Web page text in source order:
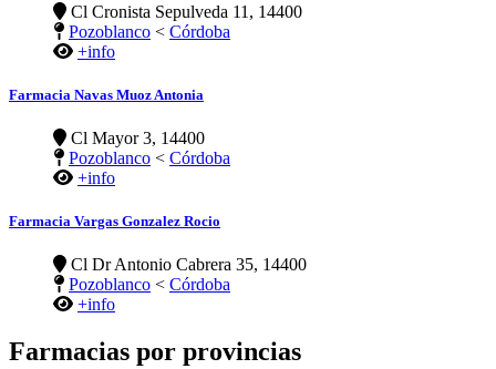
Cl Cronista Sepulveda 11, 14400
Pozoblanco < Córdoba
+info
Farmacia Navas Muoz Antonia
Cl Mayor 3, 14400
Pozoblanco < Córdoba
+info
Farmacia Vargas Gonzalez Rocio
Cl Dr Antonio Cabrera 35, 14400
Pozoblanco < Córdoba
+info
Farmacias por provincias